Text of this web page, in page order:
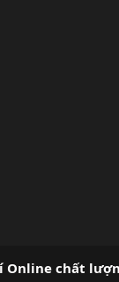
Online chất